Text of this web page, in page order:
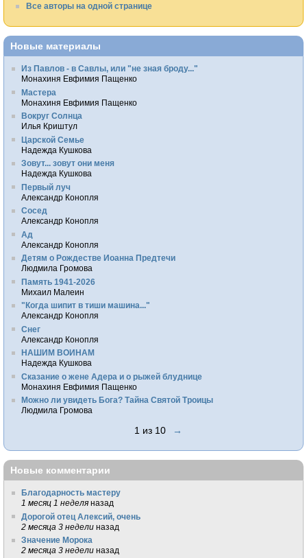
Все авторы на одной странице
Новые материалы
Из Павлов - в Савлы, или "не зная броду..."
Монахиня Евфимия Пащенко
Мастера
Монахиня Евфимия Пащенко
Вокруг Солнца
Илья Криштул
Царской Семье
Надежда Кушкова
Зовут... зовут они меня
Надежда Кушкова
Первый луч
Александр Конопля
Сосед
Александр Конопля
Ад
Александр Конопля
Детям о Рождестве Иоанна Предтечи
Людмила Громова
Память 1941-2026
Михаил Малеин
"Когда шипит в тиши машина..."
Александр Конопля
Снег
Александр Конопля
НАШИМ ВОИНАМ
Надежда Кушкова
Сказание о жене Адера и о рыжей блуднице
Монахиня Евфимия Пащенко
Можно ли увидеть Бога? Тайна Святой Троицы
Людмила Громова
1 из 10 →
Новые комментарии
Благодарность мастеру
1 месяц 1 неделя назад
Дорогой отец Алексий, очень
2 месяца 3 недели назад
Значение Морока
2 месяца 3 недели назад